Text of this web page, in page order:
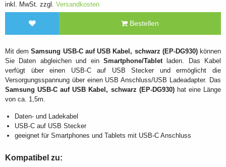
inkl. MwSt. zzgl. Versandkosten
Bestellen
Mit demSamsung USB-C auf USB Kabel, schwarz (EP-DG930)können
Sie Daten abgleichen und ein Smartphone/Tabletladen. Das Kabel
verfügt über einen USB-C auf USB Stecker und ermöglicht die
Versorgungsspannung über einen USB Anschluss/USB Ladeadapter. Das
Samsung USB-C auf USB Kabel, schwarz (EP-DG930)hat eine Länge
von ca. 1,5m.
Daten- und Ladekabel
USB-C auf USB Stecker
geeignet für Smartphones und Tablets mit USB-C Anschluss
Kompatibel zu: